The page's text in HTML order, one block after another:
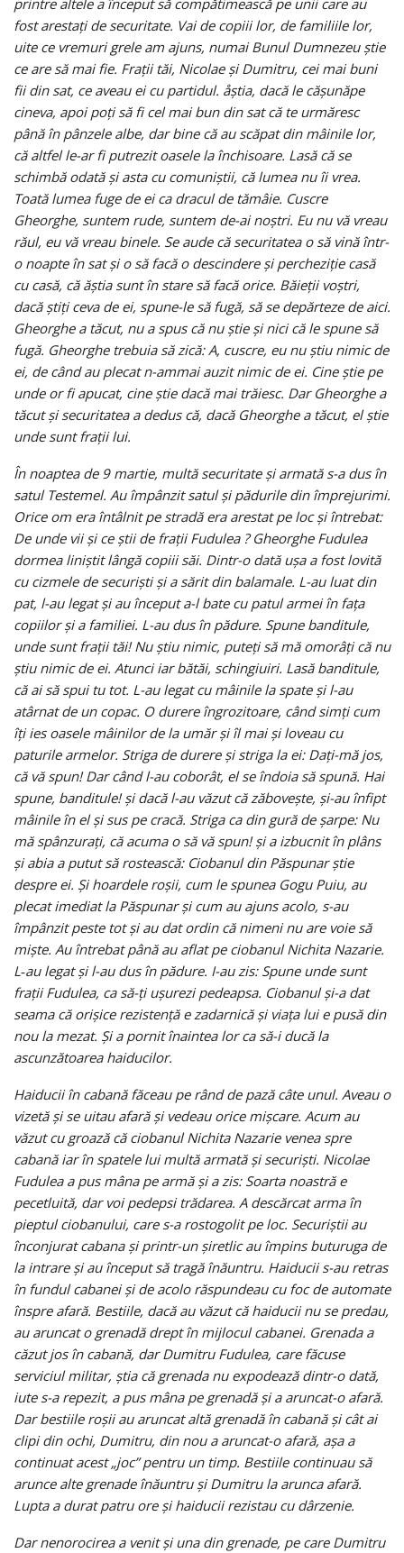
fost arestaţi de securitate. Vai de copiii lor, de familiile lor,
uite ce vremuri grele am ajuns, numai Bunul Dumnezeu ştie
ce are să mai fie. Fraţii tăi, Nicolae şi Dumitru, cei mai buni
fii din sat, ce aveau ei cu partidul. åştia, dacă le căşunăpe
cineva, apoi poţi să fi cel mai bun din sat că te urmăresc
până în pânzele albe, dar bine că au scăpat din mâinile lor,
că altfel le-ar fi putrezit oasele la închisoare. Lasă că se
schimbă odată şi asta cu comuniştii, că lumea nu îi vrea.
Toată lumea fuge de ei ca dracul de tămâie. Cuscre
Gheorghe, suntem rude, suntem de-ai noştri. Eu nu vă vreau
răul, eu vă vreau binele. Se aude că securitatea o să vină într-
o noapte în sat şi o să facă o descindere şi percheziţie casă
cu casă, că ăştia sunt în stare să facă orice. Băieţii voştri,
dacă ştiţi ceva de ei, spune-le să fugă, să se depărteze de aici.
Gheorghe a tăcut, nu a spus că nu ştie şi nici că le spune să
fugă. Gheorghe trebuia să zică: A, cuscre, eu nu ştiu nimic de
ei, de când au plecat n-ammai auzit nimic de ei. Cine ştie pe
unde or fi apucat, cine ştie dacă mai trăiesc. Dar Gheorghe a
tăcut şi securitatea a dedus că, dacă Gheorghe a tăcut, el ştie
unde sunt fraţii lui.
În noaptea de 9 martie, multă securitate şi armată s-a dus în
satul Testemel. Au împânzit satul şi pădurile din împrejurimi.
Orice om era întâlnit pe stradă era arestat pe loc şi întrebat:
De unde vii şi ce ştii de fraţii Fudulea ? Gheorghe Fudulea
dormea liniştit lângă copiii săi. Dintr-o dată uşa a fost lovită
cu cizmele de securişti şi a sărit din balamale. L-au luat din
pat, l-au legat şi au început a-l bate cu patul armei în faţa
copiilor şi a familiei. L-au dus în pădure. Spune banditule,
unde sunt fraţii tăi! Nu ştiu nimic, puteţi să mă omorâţi că nu
ştiu nimic de ei. Atunci iar bătăi, schingiuiri. Lasă banditule,
că ai să spui tu tot. L-au legat cu mâinile la spate şi l-au
atârnat de un copac. O durere îngrozitoare, când simţi cum
îţi ies oasele mâinilor de la umăr şi îl mai şi loveau cu
paturile armelor. Striga de durere şi striga la ei: Daţi-mă jos,
că vă spun! Dar când l-au coborât, el se îndoia să spună. Hai
spune, banditule! şi dacă l-au văzut că zăboveşte, şi-au înfipt
mâinile în el şi sus pe cracă. Striga ca din gură de şarpe: Nu
mă spânzuraţi, că acuma o să vă spun! şi a izbucnit în plâns
şi abia a putut să rostească: Ciobanul din Păspunar ştie
despre ei. Şi hoardele roşii, cum le spunea Gogu Puiu, au
plecat imediat la Păspunar şi cum au ajuns acolo, s-au
împânzit peste tot şi au dat ordin că nimeni nu are voie să
mişte. Au întrebat până au aflat pe ciobanul Nichita Nazarie.
L‑au legat şi l-au dus în pădure. I-au zis: Spune unde sunt
fraţii Fudulea, ca să-ţi uşurezi pedeapsa. Ciobanul şi-a dat
seama că orişice rezistenţă e zadarnică şi viaţa lui e pusă din
nou la mezat. Şi a pornit înaintea lor ca să-i ducă la
ascunzătoarea haiducilor.
Haiducii în cabană făceau pe rând de pază câte unul. Aveau o
vizetă şi se uitau afară şi vedeau orice mişcare. Acum au
văzut cu groază că ciobanul Nichita Nazarie venea spre
cabană iar în spatele lui multă armată şi securişti. Nicolae
Fudulea a pus mâna pe armă şi a zis: Soarta noastră e
pecetluită, dar voi pedepsi trădarea. A descărcat arma în
pieptul ciobanului, care s-a rostogolit pe loc. Securiştii au
înconjurat cabana şi printr-un şiretlic au împins buturuga de
la intrare şi au început să tragă înăuntru. Haiducii s-au retras
în fundul cabanei şi de acolo răspundeau cu foc de automate
înspre afară. Bestiile, dacă au văzut că haiducii nu se predau,
au aruncat o grenadă drept în mijlocul cabanei. Grenada a
căzut jos în cabană, dar Dumitru Fudulea, care făcuse
serviciul militar, ştia că grenada nu expodează dintr-o dată,
iute s-a repezit, a pus mâna pe grenadă şi a aruncat-o afară.
Dar bestiile roşii au aruncat altă grenadă în cabană şi cât ai
clipi din ochi, Dumitru, din nou a aruncat-o afară, aşa a
continuat acest „joc” pentru un timp. Bestiile continuau să
arunce alte grenade înăuntru şi Dumitru la arunca afară.
Lupta a durat patru ore şi haiducii rezistau cu dârzenie.
Dar nenorocirea a venit şi una din grenade, pe care Dumitru